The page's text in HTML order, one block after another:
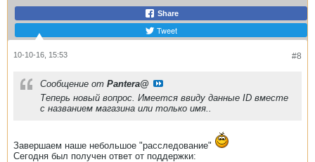
Share
Tweet
#8
10-10-16, 15:53
Сообщение от Pantera@
Теперь новый вопрос. Имеется ввиду данные ID вместе
с названием магазина или только имя..
Завершаем наше небольшое "расследование"
Сегодня был получен ответ от поддержки: